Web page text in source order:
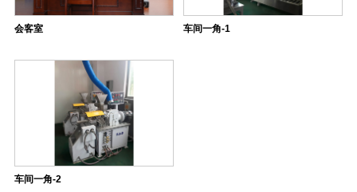
会客室 车间一角-1
车间一角-2